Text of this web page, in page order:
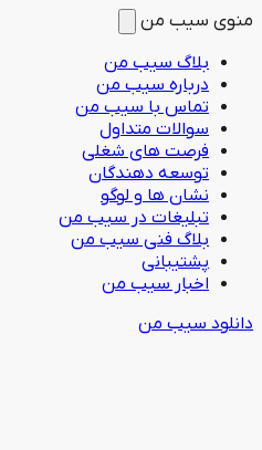
منوی سیب من
بلاگ سیب من
درباره سیب من
تماس با سیب من
سوالات متداول
فرصت های شغلی
توسعه دهندگان
نشان ها و لوگو
تبلیغات در سیب من
بلاگ فنی سیب من
پشتیبانی
اخبار سیب من
دانلود سیب من